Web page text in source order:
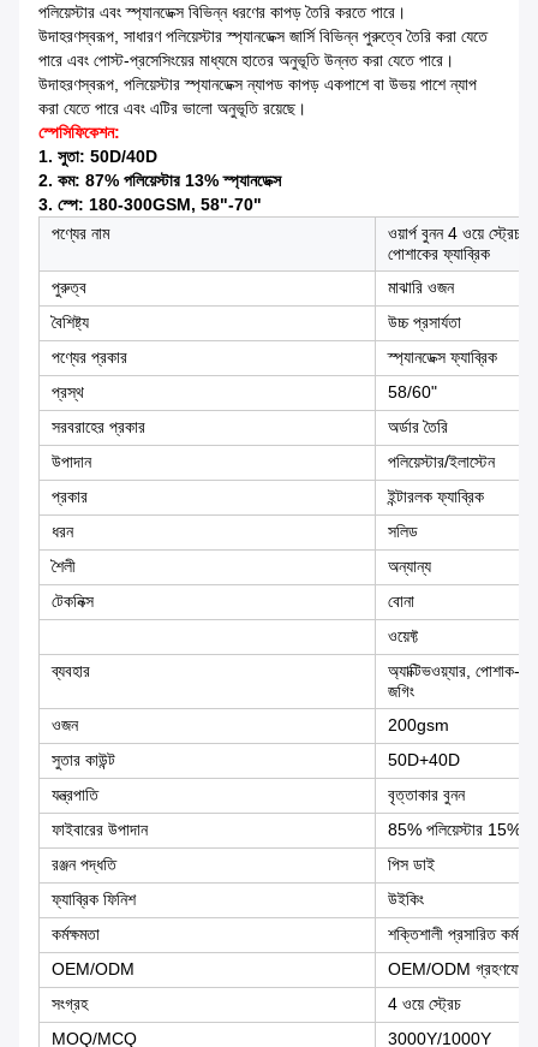
পলিয়েস্টার এবং স্প্যানডেক্স বিভিন্ন ধরণের কাপড় তৈরি করতে পারে।
উদাহরণস্বরূপ, সাধারণ পলিয়েস্টার স্প্যানডেক্স জার্সি বিভিন্ন পুরুত্বে তৈরি করা যেতে
পারে এবং পোস্ট-প্রসেসিংয়ের মাধ্যমে হাতের অনুভূতি উন্নত করা যেতে পারে।
উদাহরণস্বরূপ, পলিয়েস্টার স্প্যানডেক্স ন্যাপড কাপড় একপাশে বা উভয় পাশে ন্যাপ
করা যেতে পারে এবং এটির ভালো অনুভূতি রয়েছে।
স্পেসিফিকেশন:
1. সুতা: 50D/40D
2. কম: 87% পলিয়েস্টার 13% স্প্যানডেক্স
3. স্পে: 180-300GSM, 58"-70"
পণ্যের নাম
ওয়ার্প বুনন 4 ওয়ে স্ট্রেচ
পোশাকের ফ্যাব্রিক
পুরুত্ব
মাঝারি ওজন
বৈশিষ্ট্য
উচ্চ প্রসার্যতা
পণ্যের প্রকার
স্প্যানডেক্স ফ্যাব্রিক
প্রস্থ
58/60"
সরবরাহের প্রকার
অর্ডার তৈরি
উপাদান
পলিয়েস্টার/ইলাস্টেন
প্রকার
ইন্টারলক ফ্যাব্রিক
ধরন
সলিড
শৈলী
অন্যান্য
টেকনিক্স
বোনা
ওয়েফ্ট
ব্যবহার
অ্যাক্টিভওয়্যার, পোশাক-
জগিং
ওজন
200gsm
সুতার কাউন্ট
50D+40D
যন্ত্রপাতি
বৃত্তাকার বুনন
ফাইবারের উপাদান
85% পলিয়েস্টার 15%
রঞ্জন পদ্ধতি
পিস ডাই
ফ্যাব্রিক ফিনিশ
উইকিং
কর্মক্ষমতা
শক্তিশালী প্রসারিত
OEM/ODM
OEM/ODM গ্রহণযোগ্য
সংগ্রহ
4 ওয়ে স্ট্রেচ
MOQ/MCQ
3000Y/1000Y